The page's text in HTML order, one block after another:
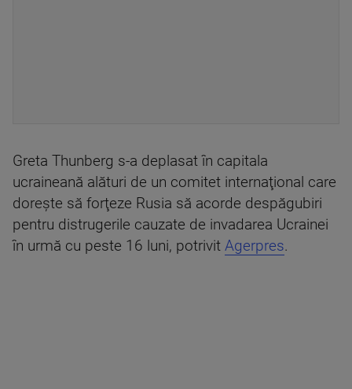
Greta Thunberg s-a deplasat în capitala
ucraineană alături de un comitet internaţional care
doreşte să forţeze Rusia să acorde despăgubiri
pentru distrugerile cauzate de invadarea Ucrainei
în urmă cu peste 16 luni, potrivit Agerpres.